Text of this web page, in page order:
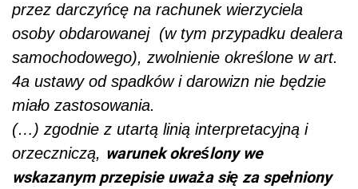
przez darczyńcę na rachunek wierzyciela
osoby obdarowanej (w tym przypadku dealera
samochodowego), zwolnienie określone w art.
4a ustawy od spadków i darowizn nie będzie
miało zastosowania.
(…) zgodnie z utartą linią interpretacyjną i
orzeczniczą, warunek określony we
wskazanym przepisie uważa się za spełniony